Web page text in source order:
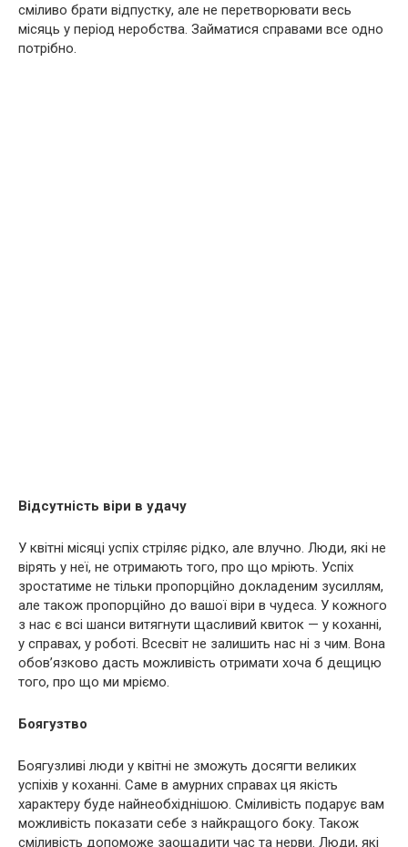
сміливо брати відпустку, але не перетворювати весь
місяць у період неробства. Займатися справами все одно
потрібно.
Відсутність віри в удачу
У квітні місяці успіх стріляє рідко, але влучно. Люди, які не
вірять у неї, не отримають того, про що мріють. Успіх
зростатиме не тільки пропорційно докладеним зусиллям,
але також пропорційно до вашої віри в чудеса. У кожного
з нас є всі шанси витягнути щасливий квиток — у коханні,
у справах, у роботі. Всесвіт не залишить нас ні з чим. Вона
обов’язково дасть можливість отримати хоча б дещицю
того, про що ми мріємо.
Боягузтво
Боягузливі люди у квітні не зможуть досягти великих
успіхів у коханні. Саме в амурних справах ця якість
характеру буде найнеобхіднішою. Сміливість подарує вам
можливість показати себе з найкращого боку. Також
сміливість допоможе заощадити час та нерви. Люди, які